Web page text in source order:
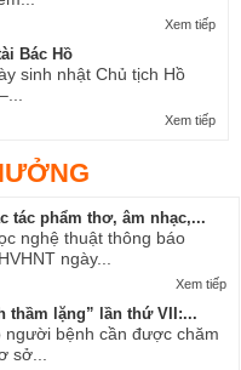
Xem tiếp
Bác Hồ
sinh nhật Chủ tịch Hồ
Xem tiếp
tác phẩm thơ, âm nhạc,...
nghệ thuật thông báo
ngày...
Xem tiếp
thầm lặng” lần thứ VII:...
bệnh cần được chăm
sở...